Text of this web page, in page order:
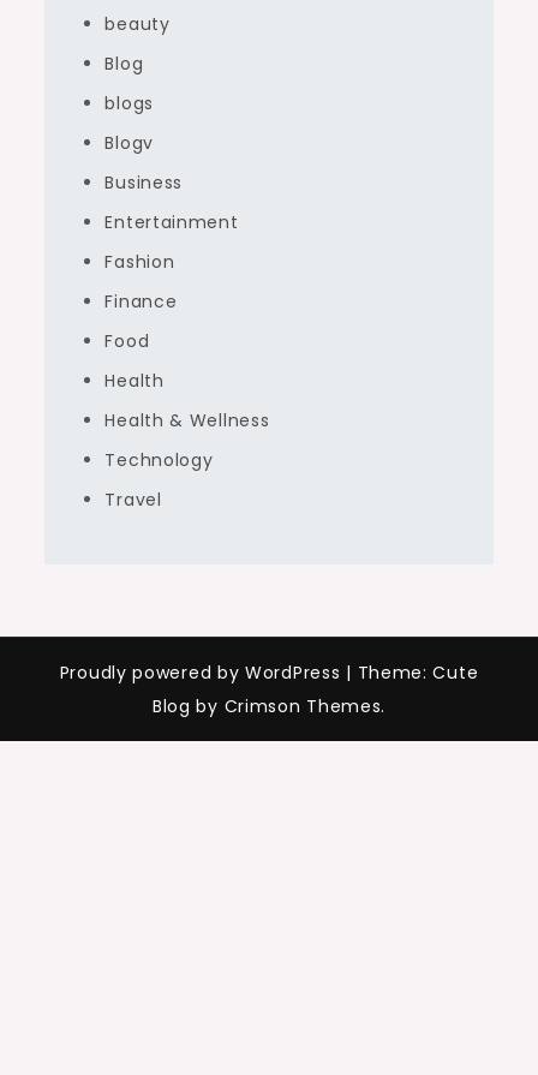
beauty
Blog
blogs
Blogv
Business
Entertainment
Fashion
Finance
Food
Health
Health & Wellness
Technology
Travel
Proudly powered by WordPress | Theme: Cute
Blog by Crimson Themes.